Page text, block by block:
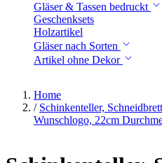
Gläser & Tassen bedruckt
Geschenksets
Holzartikel
Gläser nach Sorten
Artikel ohne Dekor
Home
/ Schinkenteller,
Wunschlogo, 22cm